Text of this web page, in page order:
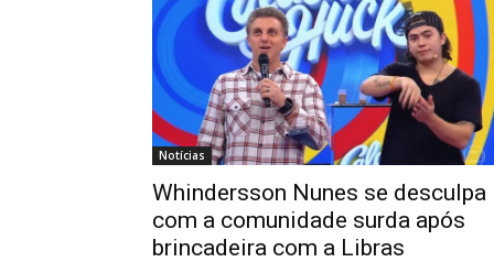
Notícias
Whindersson Nunes se desculpa
com a comunidade surda após
brincadeira com a Libras